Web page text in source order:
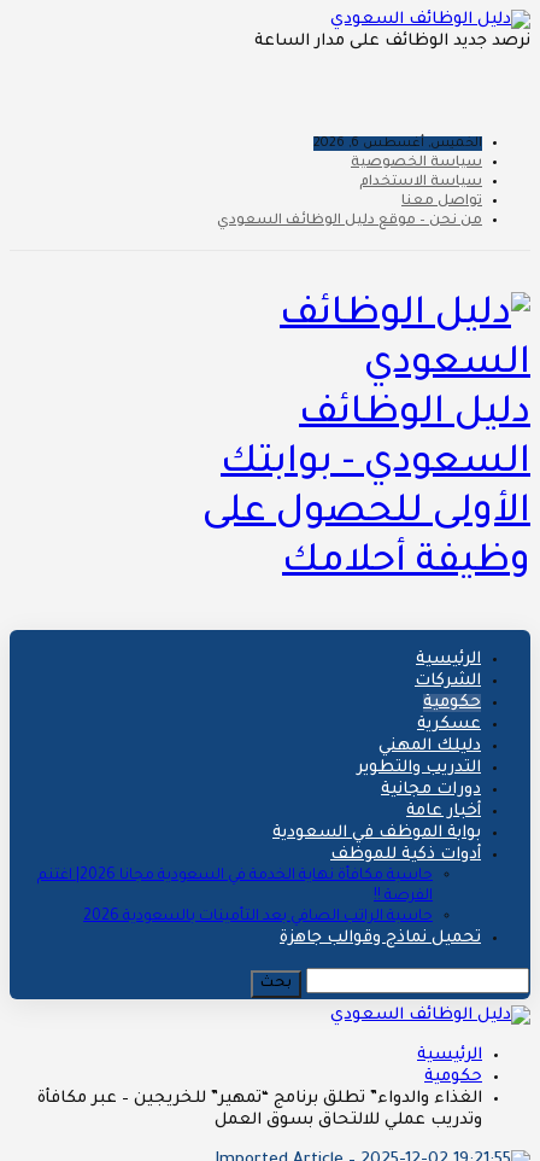
نرصد جديد الوظائف على مدار الساعة
الخميس, أغسطس 6, 2026
سياسة الخصوصية
سياسة الاستخدام
تواصل معنا
من نحن – موقع دليل الوظائف السعودي
دليل الوظائف
السعودي - بوابتك
الأولى للحصول على
وظيفة أحلامك
الرئيسية
الشركات
حكومية
عسكرية
دليلك المهني
التدريب والتطوير
دورات مجانية
أخبار عامة
بوابة الموظف في السعودية
أدوات ذكية للموظف
حاسبة مكافأة نهاية الخدمة في السعودية مجانا 2026| اغتنم
الفرصة !!
حاسبة الراتب الصافي بعد التأمينات بالسعودية 2026
تحميل نماذج وقوالب جاهزة
الرئيسية
حكومية
الغذاء والدواء” تطلق برنامج “تمهير” للخريجين – عبر مكافأة
وتدريب عملي للالتحاق بسوق العمل